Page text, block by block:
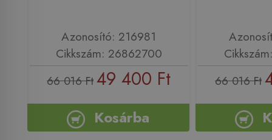
Azonosító: 216981
Cikkszám: 26862700
66 016 Ft49 400 Ft
Kosárba
66 016 Ft